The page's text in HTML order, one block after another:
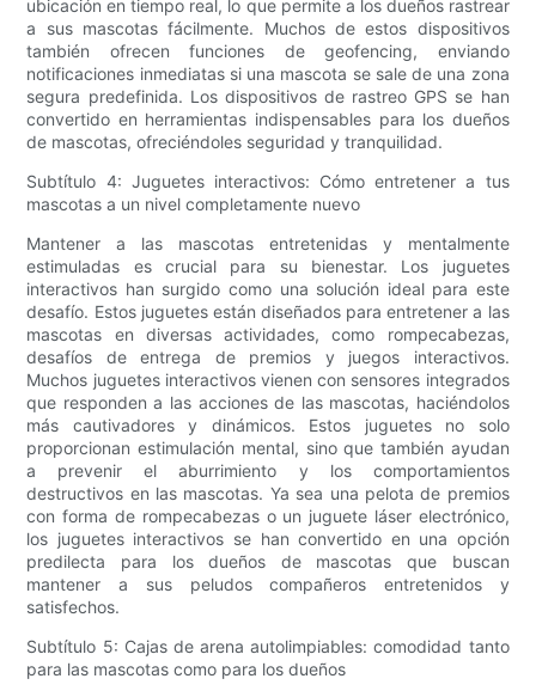
ubicación en tiempo real, lo que permite a los dueños rastrear
a sus mascotas fácilmente. Muchos de estos dispositivos
también ofrecen funciones de geofencing, enviando
notificaciones inmediatas si una mascota se sale de una zona
segura predefinida. Los dispositivos de rastreo GPS se han
convertido en herramientas indispensables para los dueños
de mascotas, ofreciéndoles seguridad y tranquilidad.
Subtítulo 4: Juguetes interactivos: Cómo entretener a tus
mascotas a un nivel completamente nuevo
Mantener a las mascotas entretenidas y mentalmente
estimuladas es crucial para su bienestar. Los juguetes
interactivos han surgido como una solución ideal para este
desafío. Estos juguetes están diseñados para entretener a las
mascotas en diversas actividades, como rompecabezas,
desafíos de entrega de premios y juegos interactivos.
Muchos juguetes interactivos vienen con sensores integrados
que responden a las acciones de las mascotas, haciéndolos
más cautivadores y dinámicos. Estos juguetes no solo
proporcionan estimulación mental, sino que también ayudan
a prevenir el aburrimiento y los comportamientos
destructivos en las mascotas. Ya sea una pelota de premios
con forma de rompecabezas o un juguete láser electrónico,
los juguetes interactivos se han convertido en una opción
predilecta para los dueños de mascotas que buscan
mantener a sus peludos compañeros entretenidos y
satisfechos.
Subtítulo 5: Cajas de arena autolimpiables: comodidad tanto
para las mascotas como para los dueños